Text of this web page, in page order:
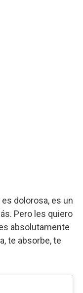
es dolorosa, es un
Pero les quiero
absolutamente
te absorbe, te